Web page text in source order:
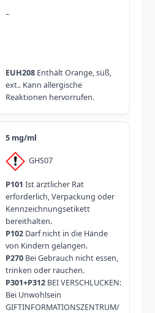
–
EUH208Enthält Orange, süß,
ext.. Kann allergische
Reaktionen hervorrufen.
5 mg/ml
GHS07
P101 Ist ärztlicher Rat
erforderlich, Verpackung oder
Kennzeichnungsetikett
bereithalten.
P102Darf nicht in die Hände
von Kindern gelangen.
P270Bei Gebrauch nicht essen,
trinken oder rauchen.
P301+P312BEI VERSCHLUCKEN:
Bei Unwohlsein
GIFTINFORMATIONSZENTRUM/